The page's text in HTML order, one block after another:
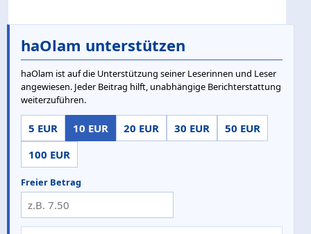
haOlam unterstützen
haOlam ist auf die Unterstützung seiner Leserinnen und Leser
angewiesen. Jeder Beitrag hilft, unabhängige Berichterstattung
weiterzuführen.
5 EUR 10 EUR 20 EUR 30 EUR
50 EUR
100 EUR
Freier Betrag